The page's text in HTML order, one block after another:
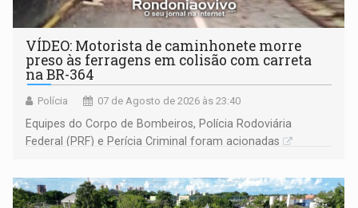
VÍDEO: Motorista de caminhonete morre
preso às ferragens em colisão com carreta
na BR-364
Polícia 07 de Agosto de 2026 às 23:40
Equipes do Corpo de Bombeiros, Polícia Rodoviária
Federal (PRF) e Perícia Criminal foram acionadas